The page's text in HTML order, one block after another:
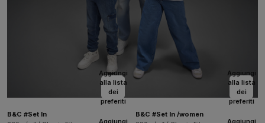
Aggiungi
alla lista
dei
preferiti
B&C #Set In
Aggiungi
alla lista
dei
preferiti
B&C #Set In /women
Aggiungi
Aggiungi